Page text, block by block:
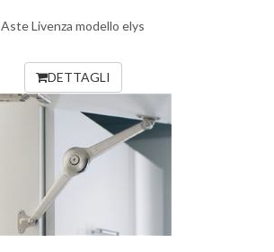
Aste Livenza modello elys
DETTAGLI